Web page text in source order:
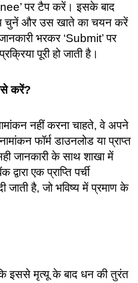
पर टैप करें। इसके बाद
चुनें और उस खाते का चयन करें
भरकर ‘Submit’ पर
पूरी हो जाती है।
करें?
नहीं करना चाहते, वे अपने
फॉर्म डाउनलोड या प्राप्त
जानकारी के साथ शाखा में
एक प्राप्ति पर्ची
है, जो भविष्य में प्रमाण के
इससे मृत्यू के बाद धन की तुरंत